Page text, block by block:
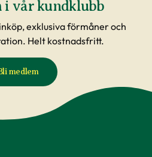
i vår kundklubb
exklusiva förmåner och
Helt kostnadsfritt.
medlem